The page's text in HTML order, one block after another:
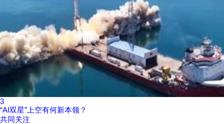
3
“AI双星”上空有何新本领？
共同关注